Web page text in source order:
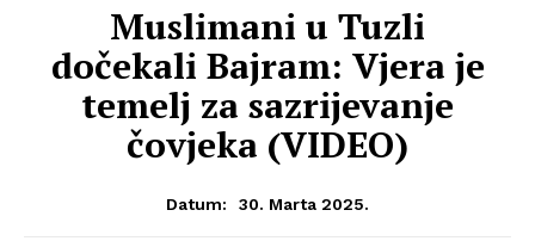
Muslimani u Tuzli
dočekali Bajram: Vjera je
temelj za sazrijevanje
čovjeka (VIDEO)
Datum: 30. Marta 2025.